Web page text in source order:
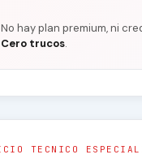
No hay plan premium, ni
Cero trucos.
TECNICO